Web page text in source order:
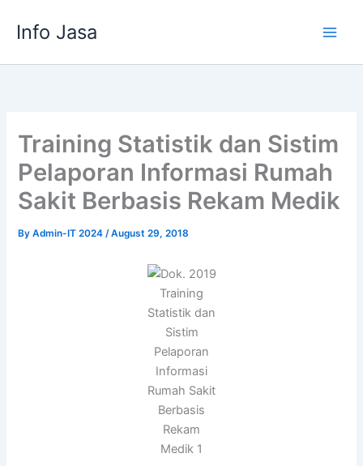
Info Jasa
Training Statistik dan Sistim
Pelaporan Informasi Rumah
Sakit Berbasis Rekam Medik
ByAdmin-IT 2024/August 29, 2018
Training
Statistik dan
Sistim
Pelaporan
Informasi
Rumah Sakit
Berbasis
Rekam
Medik 1